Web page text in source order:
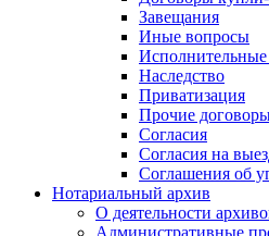
Завещания
Иные вопросы
Наследство
Приватизация
Прочие
Согласия
Согласия на
Соглашения об
Нотариальный архив
О деятельности
Административные